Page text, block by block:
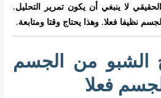
لا ينبغي أن يكون تمرير التحليل.
نظيفا فعلا. وهذا يحتاج وقتا ومتابعة.
من الجسم
فعلا